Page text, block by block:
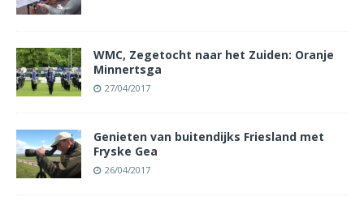
WMC, Zegetocht naar het Zuiden: Oranje
Minnertsga
27/04/2017
Genieten van buitendijks Friesland met
Fryske Gea
26/04/2017